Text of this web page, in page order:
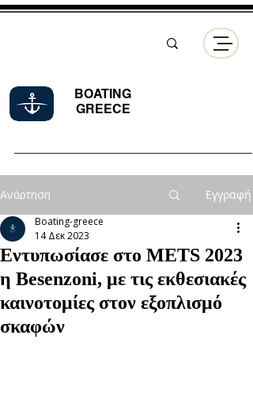
BOATING
GREECE
Ανάρτηση Εγγραφή
Εντυπωσίασε στο METS 2023
η Besenzoni, με τις εκθεσιακές
καινοτομίες στον εξοπλισμό
σκαφών
Boating-greece
14 Δεκ 2023